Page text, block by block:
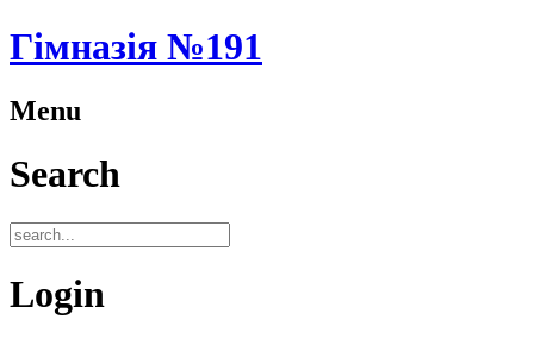
Гімназія №191
Menu
Search
Login